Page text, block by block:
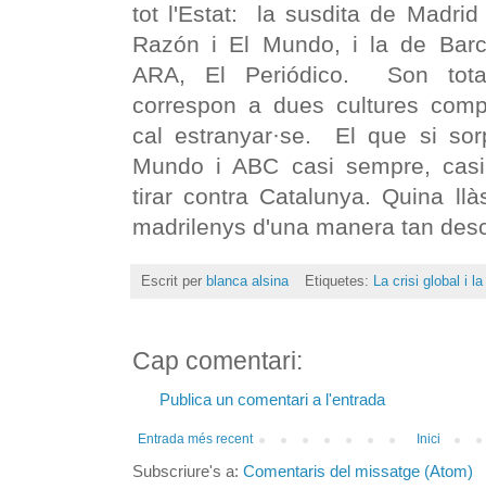
tot l'Estat: la susdita de Madrid
Razón i El Mundo, i la de
ARA, El Periódico. Son
correspon a dues cultures
cal estranyar·se. El que si
Mundo i ABC casi sempre,
tirar contra Catalunya. Quina
madrilenys d'una manera tan
Escrit per blanca alsina Etiquetes: La crisi global i
Cap comentari:
Publica un comentari a l'entrada
Entrada més recent Inici
Subscriure's a: Comentaris del missatge (Atom)